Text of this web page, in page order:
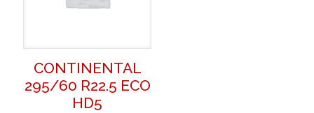
CONTINENTAL
295/60 R22.5 ECO
HD5